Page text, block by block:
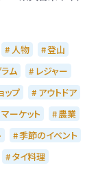
人物
登山
ム
レジャー
ップ
アウトドア
ーケット
農業
季節のイベント
タイ料理